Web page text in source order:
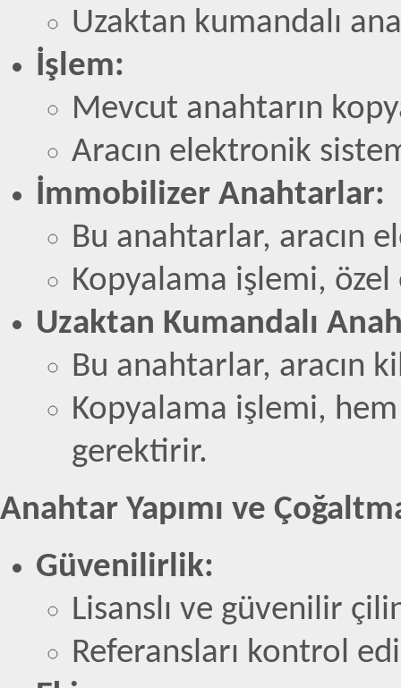
Uzaktan kumandalı
İşlem:
Mevcut anahtarın
Aracın elektronik
İmmobilizer Anahtarlar:
Bu anahtarlar, aracın
Kopyalama işlemi,
Uzaktan Kumandalı
Bu anahtarlar, aracın
Kopyalama işlemi,
gerektirir.
Anahtar Yapımı ve
Güvenilirlik:
Lisanslı ve güvenilir
Referansları kontrol